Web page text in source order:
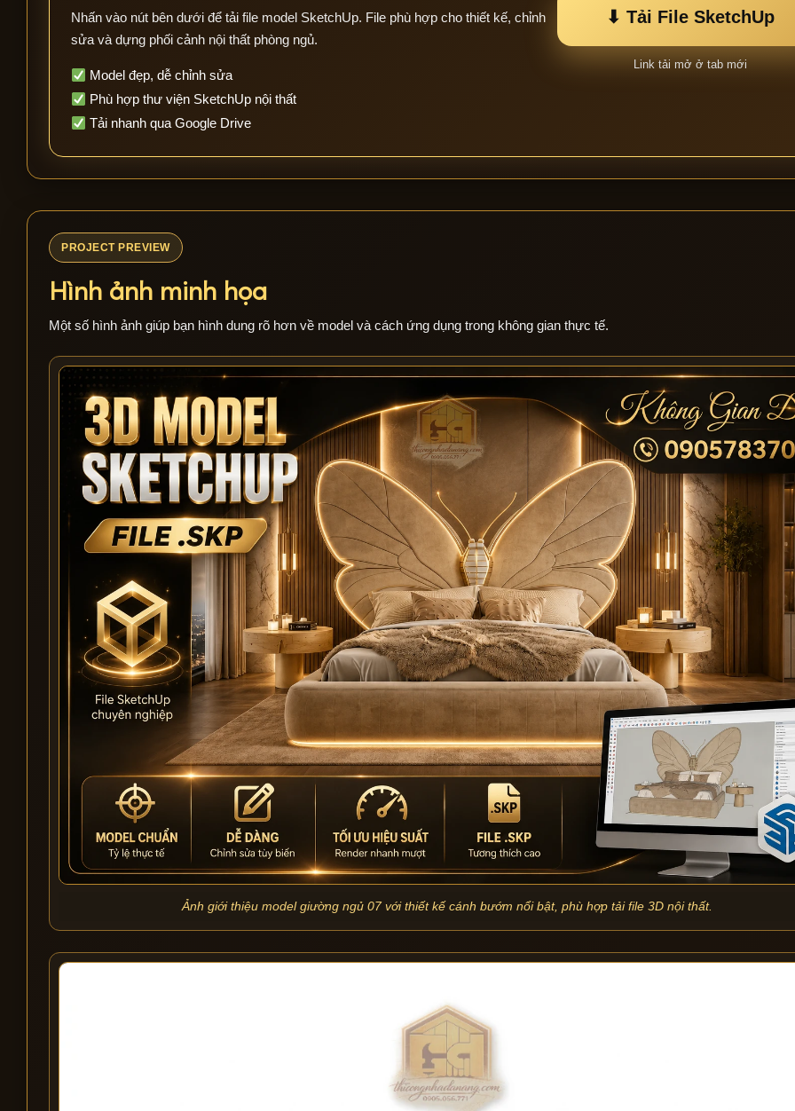
Nhấn vào nút bên dưới để tải file model SketchUp. File phù hợp cho thiết kế, chỉnh
sửa và dựng phối cảnh nội thất phòng ngủ.
Model đẹp, dễ chỉnh sửa
Phù hợp thư viện SketchUp nội thất
Tải nhanh qua Google Drive
⬇ Tải File SketchUp
Link tải mở ở tab mới
PROJECT PREVIEW
Hình ảnh minh họa
Một số hình ảnh giúp bạn hình dung rõ hơn về model và cách ứng dụng trong không gian thực tế.
Ảnh giới thiệu model giường ngủ 07 với thiết kế cánh bướm nổi bật, phù hợp tải file 3D nội thất.